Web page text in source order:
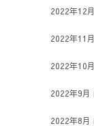
2022年12月
2022年11月
2022年10月
2022年9月
2022年8月